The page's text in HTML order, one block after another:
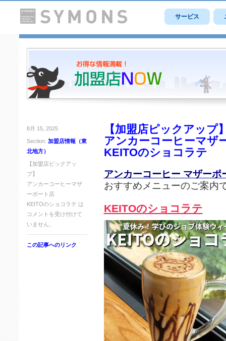
サービス
8月 15, 2025
Section: 加盟店情報（東
北地方）
【加盟店ピックアッ
プ】
アンカーコーヒーマザ
ーポート店
KEITOのショコラテ は
コメントを受け付けて
いません。
この記事へのリンク
【加盟店ピックアップ
アンカーコーヒーマザ
KEITOのショコラテ
アンカーコーヒー マザーポ
おすすめメニューのご案内
KEITOのショコラテ